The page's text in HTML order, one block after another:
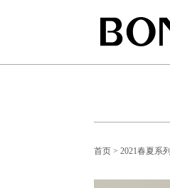
首页 > 2021春夏系列